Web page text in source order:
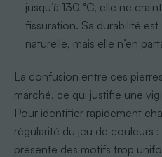
jusqu’à 130 °C, elle ne
fissuration. Sa durabilité
naturelle, mais elle n’en
La confusion entre ces
marché, ce qui justifie une
Pour identifier rapidement
régularité du jeu de couleurs
présente des motifs trop